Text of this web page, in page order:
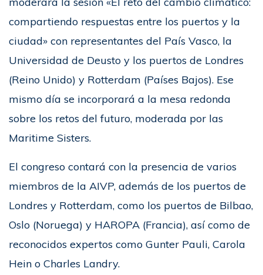
compartiendo respuestas entre los puertos y la
ciudad» con representantes del País Vasco, la
Universidad de Deusto y los puertos de Londres
(Reino Unido) y Rotterdam (Países Bajos). Ese
mismo día se incorporará a la mesa redonda
sobre los retos del futuro, moderada por las
Maritime Sisters.
El congreso contará con la presencia de varios
miembros de la AIVP, además de los puertos de
Londres y Rotterdam, como los puertos de Bilbao,
Oslo (Noruega) y HAROPA (Francia), así como de
reconocidos expertos como Gunter Pauli, Carola
Hein o Charles Landry.